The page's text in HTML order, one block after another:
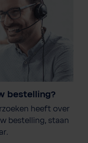
bestelling?
heeft over
bestelling, staan